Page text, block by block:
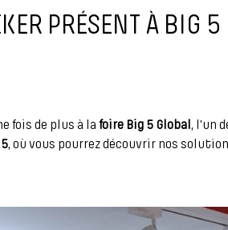
PRÉSENT À BIG
fois de plus à la foire Big 5 Global , l'un
, où vous pourrez découvrir nos